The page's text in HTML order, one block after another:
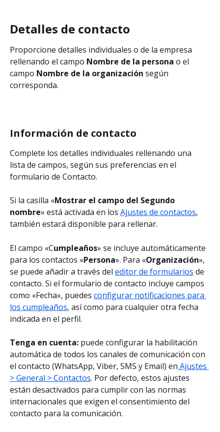
Detalles de contacto
Proporcione detalles individuales o de la empresa
rellenando el campo Nombre de la persona o el
campo Nombre de la organización según
corresponda.
Información de contacto
Complete los detalles individuales rellenando una
lista de campos, según sus preferencias en el
formulario de Contacto.
Si la casilla «Mostrar el campo del Segundo
nombre» está activada en los Ajustes de contactos,
también estará disponible para rellenar.
El campo «Cumpleaños» se incluye automáticamente
para los contactos «Persona». Para «Organización»,
se puede añadir a través del editor de formularios de
contacto. Si el formulario de contacto incluye campos
como «Fecha», puedes configurar notificaciones para
los cumpleaños, así como para cualquier otra fecha
indicada en el perfil.
Tenga en cuenta: puede configurar la habilitación
automática de todos los canales de comunicación con
el contacto (WhatsApp, Viber, SMS y Email) en Ajustes
> General > Contactos. Por defecto, estos ajustes
están desactivados para cumplir con las normas
internacionales que exigen el consentimiento del
contacto para la comunicación.